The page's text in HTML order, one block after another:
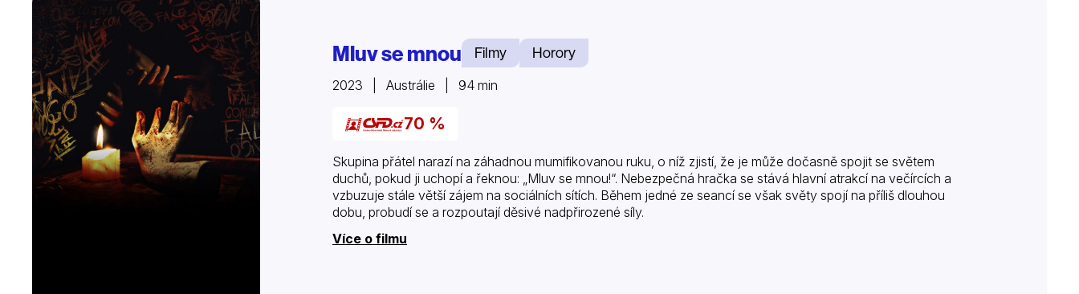
Mluv se mnou Filmy Horory
2023 | Austrálie | 94 min
70 %
Skupina přátel narazí na záhadnou mumifikovanou ruku, o níž zjistí, že je může dočasně spojit se světem
duchů, pokud ji uchopí a řeknou: „Mluv se mnou!“. Nebezpečná hračka se stává hlavní atrakcí na večírcích a
vzbuzuje stále větší zájem na sociálních sítích. Během jedné ze seancí se však světy spojí na příliš dlouhou
dobu, probudí se a rozpoutají děsivé nadpřirozené síly.
Více o filmu